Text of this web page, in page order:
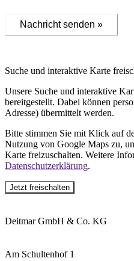
Nachricht senden »
Suche und interaktive Karte
Unsere Suche und interaktive
bereitgestellt. Dabei können
Adresse) übermittelt werden.
Bitte stimmen Sie mit Klick auf
Nutzung von Google Maps zu,
Karte freizuschalten. Weitere
Datenschutzerklärung.
Jetzt freischalten
Deitmar GmbH & Co. KG
Am Schultenhof 1